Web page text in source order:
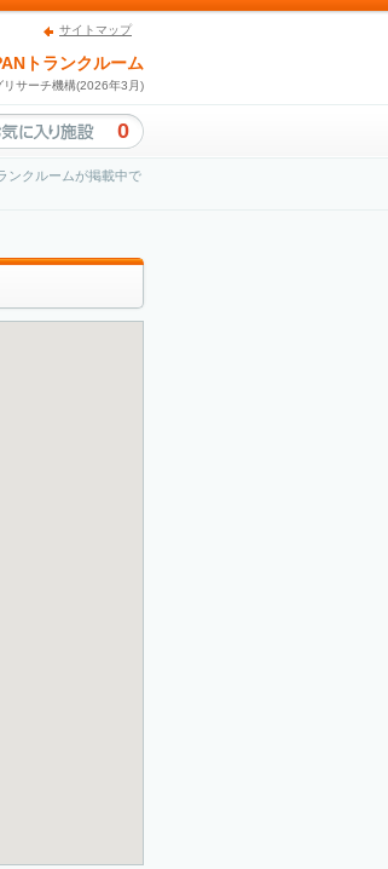
サイトマップ
トランクルーム
サーチ機構(2026年3月)
0
ンクルームが掲載中で